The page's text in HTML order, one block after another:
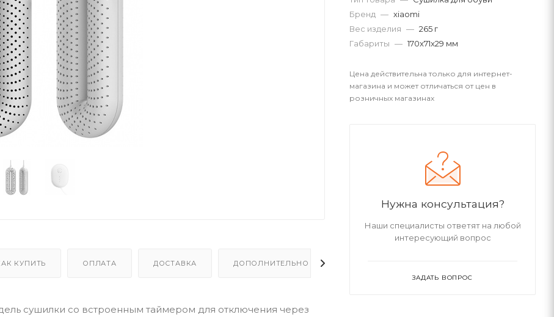
КУПИТЬ ОПЛАТА ДОСТАВКА ДОПОЛНИТЕЛЬНО
сушилки со встроенным таймером для отключения через
Бренд — xiaomi
Вес изделия — 265 г
Габариты — 170x71x29 мм
Цена действительна только для интернет-
магазина и может отличаться от цен в
розничных магазинах
Нужна консультация?
Наши специалисты ответят на любой
интересующий вопрос
ЗАДАТЬ ВОПРОС